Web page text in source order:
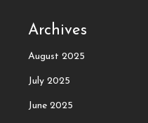
Archives
August 2025
July 2025
June 2025